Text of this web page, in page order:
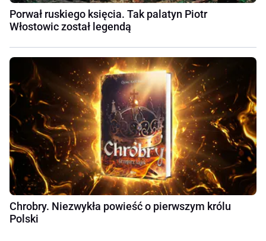
Porwał ruskiego księcia. Tak palatyn Piotr
Włostowic został legendą
Chrobry. Niezwykła powieść o pierwszym królu
Polski